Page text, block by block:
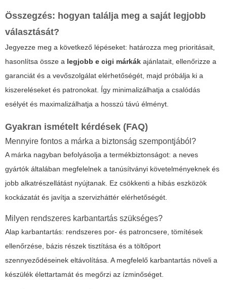
Összegzés: hogyan találja meg a saját legjobb
választását?
Jegyezze meg a következő lépéseket: határozza meg prioritásait,
hasonlítsa össze a legjobb e cigi márkák ajánlatait, ellenőrizze a
garanciát és a vevőszolgálat elérhetőségét, majd próbálja ki a
kiszereléseket és patronokat. Így minimalizálhatja a csalódás
esélyét és maximalizálhatja a hosszú távú élményt.
Gyakran ismételt kérdések (FAQ)
Mennyire fontos a márka a biztonság szempontjából?
A márka nagyban befolyásolja a termékbiztonságot: a neves
gyártók általában megfelelnek a tanúsítványi követelményeknek és
jobb alkatrészellátást nyújtanak. Ez csökkenti a hibás eszközök
kockázatát és javítja a szervizháttér elérhetőségét.
Milyen rendszeres karbantartás szükséges?
Alap karbantartás: rendszeres por- és patroncsere, tömítések
ellenőrzése, bázis részek tisztítása és a töltőport
szennyeződéseinek eltávolítása. A megfelelő karbantartás növeli a
készülék élettartamát és megőrzi az ízminőséget.